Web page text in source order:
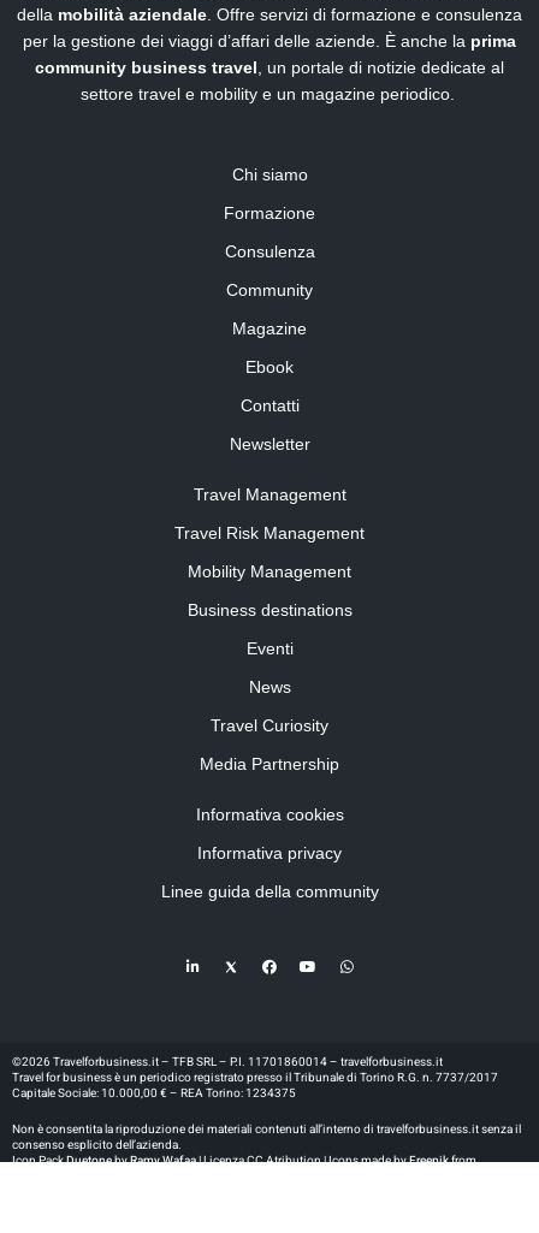
della mobilità aziendale. Offre servizi di formazione e consulenza
per la gestione dei viaggi d’affari delle aziende. È anche la prima
community business travel, un portale di notizie dedicate al
settore travel e mobility e un magazine periodico.
Chi siamo
Formazione
Consulenza
Community
Magazine
Ebook
Contatti
Newsletter
Travel Management
Travel Risk Management
Mobility Management
Business destinations
Eventi
News
Travel Curiosity
Media Partnership
Informativa cookies
Informativa privacy
Linee guida della community
©2026 Travelforbusiness.it – TFB SRL – P.I. 11701860014 – travelforbusiness.it
Travel for business è un periodico registrato presso il Tribunale di Torino R.G. n. 7737/2017
Capitale Sociale: 10.000,00 € – REA Torino: 1234375
Non è consentita la riproduzione dei materiali contenuti all’interno di travelforbusiness.it senza il
consenso esplicito dell’azienda.
Icon PackDuetonebyRamy Wafaa |Licenza CC Atribution | Icons made byFreepikfrom